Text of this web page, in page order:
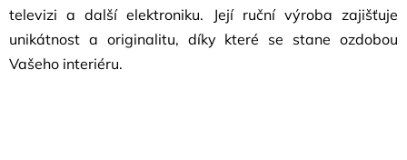
televizi a další elektroniku. Její ruční výroba zajišťuje
unikátnost a originalitu, díky které se stane ozdobou
Vašeho interiéru.